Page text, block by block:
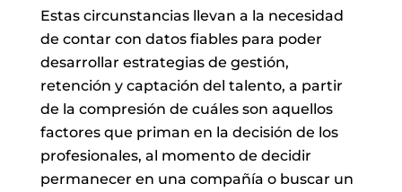
Estas circunstancias llevan a la necesidad
de contar con datos fiables para poder
desarrollar estrategias de gestión,
retención y captación del talento, a partir
de la compresión de cuáles son aquellos
factores que priman en la decisión de los
profesionales, al momento de decidir
permanecer en una compañía o buscar un